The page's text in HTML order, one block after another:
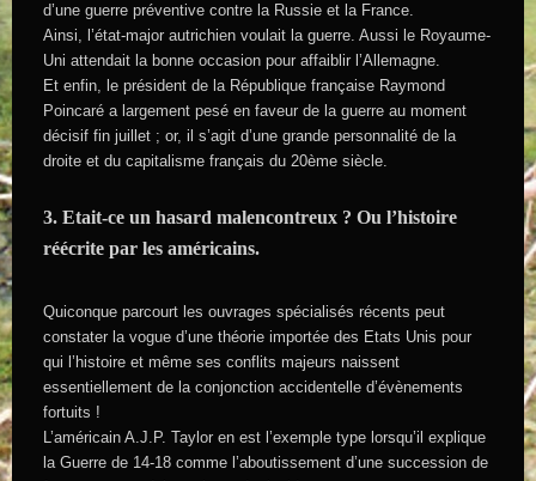
d’une guerre préventive contre la Russie et la France.
Ainsi, l’état-major autrichien voulait la guerre. Aussi le Royaume-
Uni attendait la bonne occasion pour affaiblir l’Allemagne.
Et enfin, le président de la République française Raymond
Poincaré a largement pesé en faveur de la guerre au moment
décisif fin juillet ; or, il s’agit d’une grande personnalité de la
droite et du capitalisme français du 20ème siècle.
3. Etait-ce un hasard malencontreux ? Ou l’histoire
réécrite par les américains.
Quiconque parcourt les ouvrages spécialisés récents peut
constater la vogue d’une théorie importée des Etats Unis pour
qui l’histoire et même ses conflits majeurs naissent
essentiellement de la conjonction accidentelle d’évènements
fortuits !
L’américain A.J.P. Taylor en est l’exemple type lorsqu’il explique
la Guerre de 14-18 comme l’aboutissement d’une succession de